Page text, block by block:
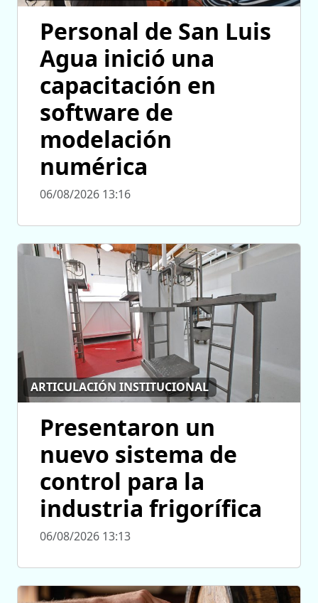
Personal de San Luis
Agua inició una
capacitación en
software de
modelación
numérica
06/08/2026 13:16
ARTICULACIÓN INSTITUCIONAL
Presentaron un
nuevo sistema de
control para la
industria frigorífica
06/08/2026 13:13